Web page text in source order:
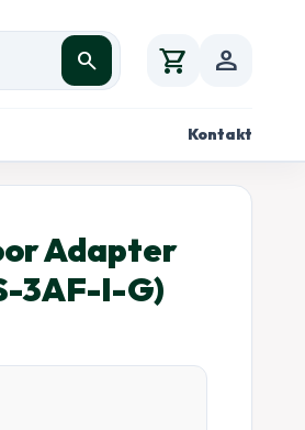
search shopping_cart person
Kontakt
Adapter
3AF-I-G)